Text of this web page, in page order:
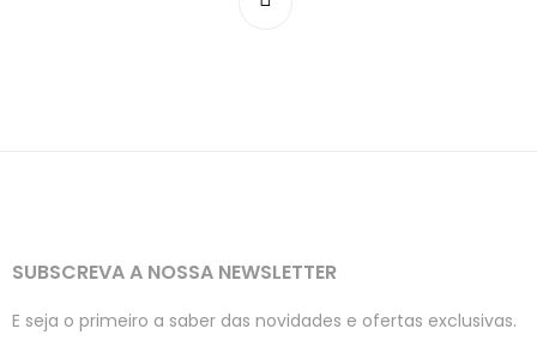
SUBSCREVA A NOSSA NEWSLETTER
E seja o primeiro a saber das novidades e ofertas exclusivas.